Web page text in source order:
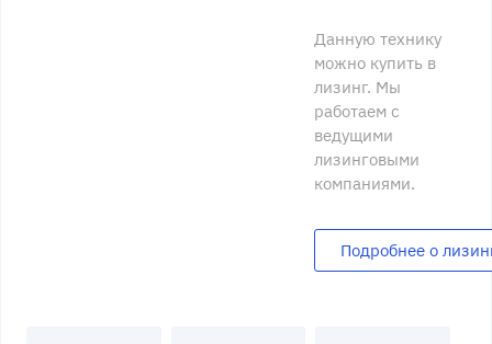
Данную технику
можно купить в
лизинг. Мы
работаем с
ведущими
лизинговыми
компаниями.
Подробнее о